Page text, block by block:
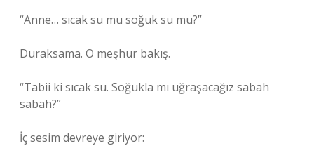
“Anne… sıcak su mu soğuk su mu?”
Duraksama. O meşhur bakış.
“Tabii ki sıcak su. Soğukla mı uğraşacağız sabah
sabah?”
İç sesim devreye giriyor: